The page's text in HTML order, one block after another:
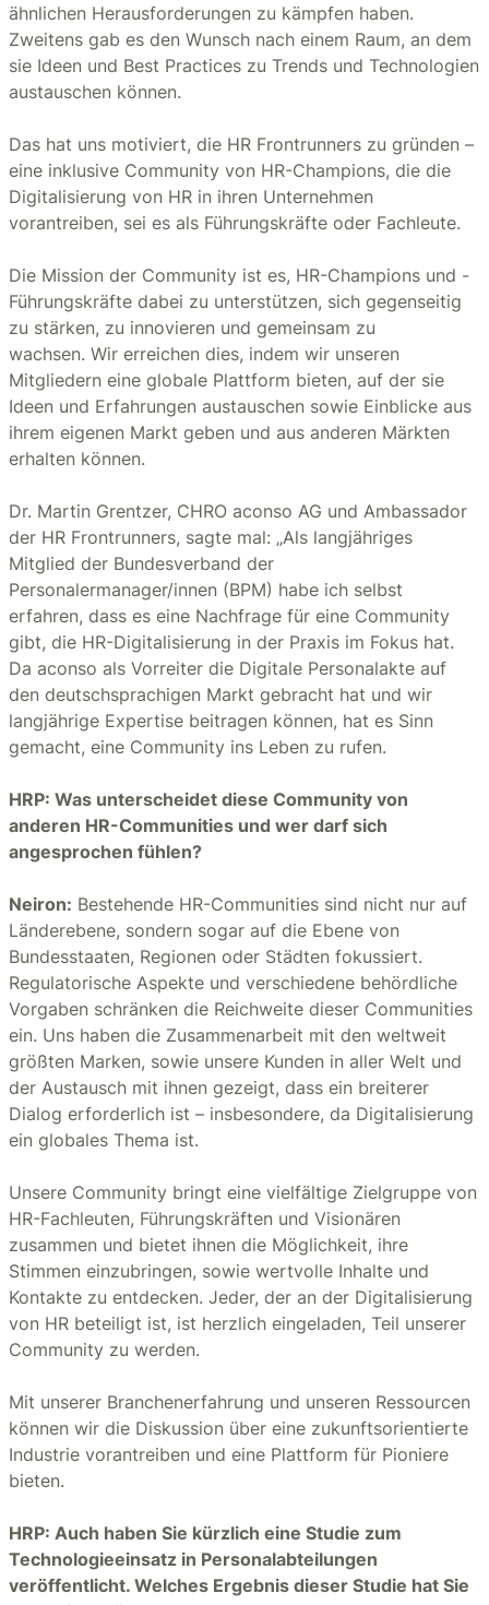
ähnlichen Herausforderungen zu kämpfen haben.
Zweitens gab es den Wunsch nach einem Raum, an dem
sie Ideen und Best Practices zu Trends und Technologien
austauschen können.
Das hat uns motiviert, die HR Frontrunners zu gründen –
eine inklusive Community von HR-Champions, die die
Digitalisierung von HR in ihren Unternehmen
vorantreiben, sei es als Führungskräfte oder Fachleute.
Die Mission der Community ist es, HR-Champions und -
Führungskräfte dabei zu unterstützen, sich gegenseitig
zu stärken, zu innovieren und gemeinsam zu
wachsen. Wir erreichen dies, indem wir unseren
Mitgliedern eine globale Plattform bieten, auf der sie
Ideen und Erfahrungen austauschen sowie Einblicke aus
ihrem eigenen Markt geben und aus anderen Märkten
erhalten können.
Dr. Martin Grentzer, CHRO aconso AG und Ambassador
der HR Frontrunners, sagte mal: „Als langjähriges
Mitglied der Bundesverband der
Personalermanager/innen (BPM) habe ich selbst
erfahren, dass es eine Nachfrage für eine Community
gibt, die HR-Digitalisierung in der Praxis im Fokus hat.
Da aconso als Vorreiter die Digitale Personalakte auf
den deutschsprachigen Markt gebracht hat und wir
langjährige Expertise beitragen können, hat es Sinn
gemacht, eine Community ins Leben zu rufen.
HRP: Was unterscheidet diese Community von
anderen HR-Communities und wer darf sich
angesprochen fühlen?
Neiron: Bestehende HR-Communities sind nicht nur auf
Länderebene, sondern sogar auf die Ebene von
Bundesstaaten, Regionen oder Städten fokussiert.
Regulatorische Aspekte und verschiedene behördliche
Vorgaben schränken die Reichweite dieser Communities
ein. Uns haben die Zusammenarbeit mit den weltweit
größten Marken, sowie unsere Kunden in aller Welt und
der Austausch mit ihnen gezeigt, dass ein breiterer
Dialog erforderlich ist – insbesondere, da Digitalisierung
ein globales Thema ist.
Unsere Community bringt eine vielfältige Zielgruppe von
HR-Fachleuten, Führungskräften und Visionären
zusammen und bietet ihnen die Möglichkeit, ihre
Stimmen einzubringen, sowie wertvolle Inhalte und
Kontakte zu entdecken. Jeder, der an der Digitalisierung
von HR beteiligt ist, ist herzlich eingeladen, Teil unserer
Community zu werden.
Mit unserer Branchenerfahrung und unseren Ressourcen
können wir die Diskussion über eine zukunftsorientierte
Industrie vorantreiben und eine Plattform für Pioniere
bieten.
HRP: Auch haben Sie kürzlich eine Studie zum
Technologieeinsatz in Personalabteilungen
veröffentlicht. Welches Ergebnis dieser Studie hat Sie